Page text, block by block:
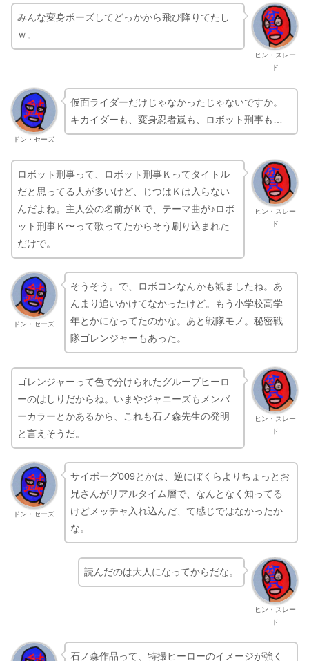
ヒン・スレー
ド
みんな変身ポーズしてどっかから飛び降りてたし
ｗ。
ドン・セーズ
仮面ライダーだけじゃなかったじゃないですか。
キカイダーも、変身忍者嵐も、ロボット刑事も…
ヒン・スレー
ド
ロボット刑事って、ロボット刑事Ｋってタイトル
だと思ってる人が多いけど、じつはＫは入らない
んだよね。主人公の名前がＫで、テーマ曲が♪ロボ
ット刑事Ｋ〜って歌ってたからそう刷り込まれた
だけで。
ドン・セーズ
そうそう。で、ロボコンなんかも観ましたね。あ
んまり追いかけてなかったけど。もう小学校高学
年とかになってたのかな。あと戦隊モノ。秘密戦
隊ゴレンジャーもあった。
ヒン・スレー
ド
ゴレンジャーって色で分けられたグループヒーロ
ーのはしりだからね。いまやジャニーズもメンバ
ーカラーとかあるから、これも石ノ森先生の発明
と言えそうだ。
ドン・セーズ
サイボーグ009とかは、逆にぼくらよりちょっとお
兄さんがリアルタイム層で、なんとなく知ってる
けどメッチャ入れ込んだ、て感じではなかったか
な。
ヒン・スレー
ド
読んだのは大人になってからだな。
石ノ森作品って、特撮ヒーローのイメージが強く